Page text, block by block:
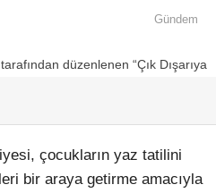
Gündem
çocukların yaz tatilini
bir araya getirme amacıyla